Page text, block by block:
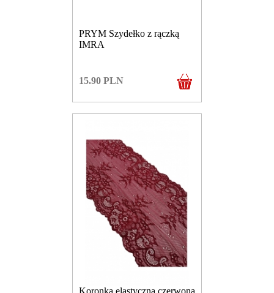
PRYM Szydełko z rączką
IMRA
15.90 PLN
Koronka elastyczna czerwona